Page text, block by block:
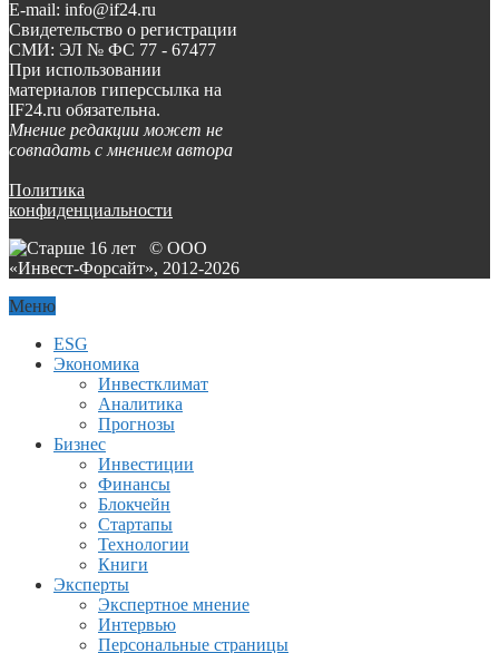
E-mail: info@if24.ru
Свидетельство о регистрации
СМИ: ЭЛ № ФС 77 - 67477
При использовании
материалов гиперссылка на
IF24.ru обязательна.
Мнение редакции может не
совпадать с мнением автора
Политика
конфиденциальности
© ООО
«Инвест-Форсайт», 2012-2026
Меню
ESG
Экономика
Инвестклимат
Аналитика
Прогнозы
Бизнес
Инвестиции
Финансы
Блокчейн
Стартапы
Технологии
Книги
Эксперты
Экспертное мнение
Интервью
Персональные страницы